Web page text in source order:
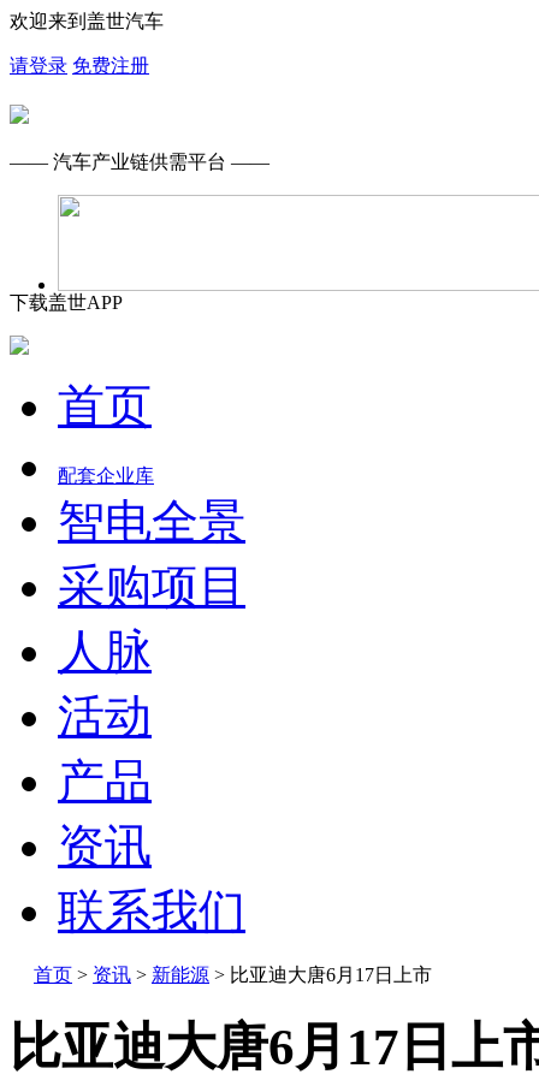
欢迎来到盖世汽车
请登录 免费注册
—— 汽车产业链供需平台 ——
下载盖世APP
首页
配套企业库
智电全景
采购项目
人脉
活动
产品
资讯
联系我们
首页 > 资讯 > 新能源 > 比亚迪大唐6月17日上市
比亚迪大唐6月17日上